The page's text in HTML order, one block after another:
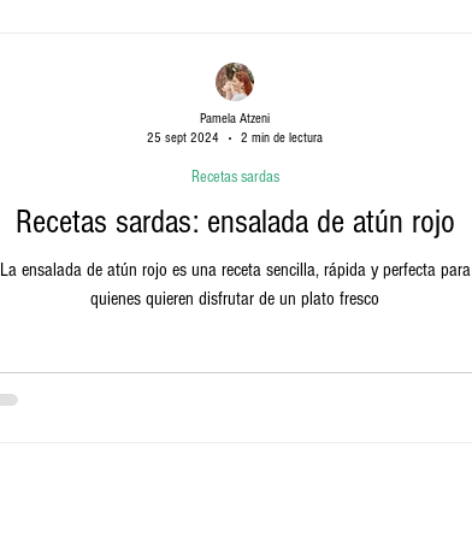
Recetas sardas: ensalada de atún rojo
La ensalada de atún rojo es una receta sencilla, rápida y perfecta para
quienes quieren disfrutar de un plato fresco
Recetas sardas
Pamela Atzeni
25 sept 2024
2 min de lectura